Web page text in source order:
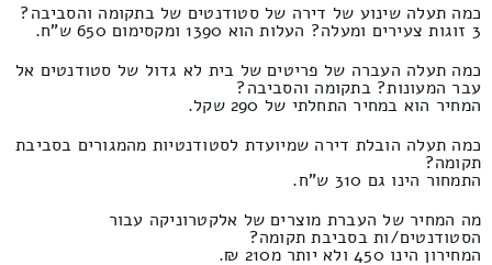
כמה תעלה שינוע של דירה של סטודנטים של בתקומה והסביבה?
3 זוגות צעירים ומעלה? העלות הוא 1390 ומקסימום 650 ש"ח.
כמה תעלה העברה של פריטים של בית לא גדול של סטודנטים אל
עבר המעונות? בתקומה והסביבה?
המחיר הוא במחיר התחלתי של 290 שקל.
כמה תעלה הובלת דירה שמיועדת לסטודנטיות מהמגורים בסביבת
תקומה?
התמחור הינו גם 310 ש"ח.
מה המחיר של העברת מוצרים של אלקטרוניקה עבור
הסטודנטים/ות בסביבת תקומה?
המחירון הינו 450 ולא יותר מ210 ₪.